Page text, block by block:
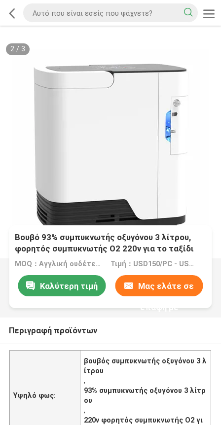
2/ 3
Βουβό 93% συμπυκνωτής οξυγόνου 3 λίτρου,
φορητός συμπυκνωτής Ο2 220v για το ταξίδι
MOQ：Αγγλική ουδέτερη εκδοχή: MOQ 5PCS/COEM: MOQ 50PCS Τιμή：USD150/PC - USD170/PC
Καλύτερη τιμή Μας ελάτε σε
επαφή με
Περιγραφή προϊόντων
Υψηλό φως:
βουβός συμπυκνωτής οξυγόνου 3 λ
ίτρου
,
93% συμπυκνωτής οξυγόνου 3 λίτρ
ου
,
220v φορητός συμπυκνωτής Ο2 γι